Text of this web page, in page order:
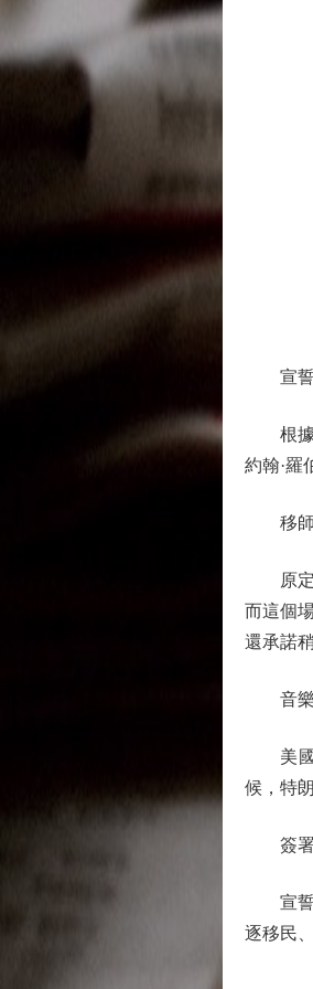
宣誓
根據美
約翰·羅
移師
原定會
而這個
還承諾
音樂
美國鄉
候，特
簽署
宣誓就
逐移民